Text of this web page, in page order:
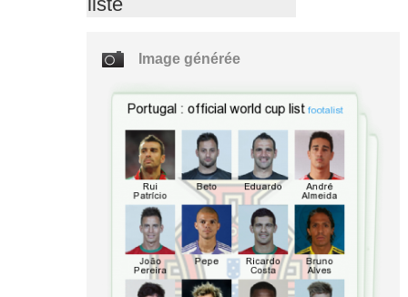
Image générée